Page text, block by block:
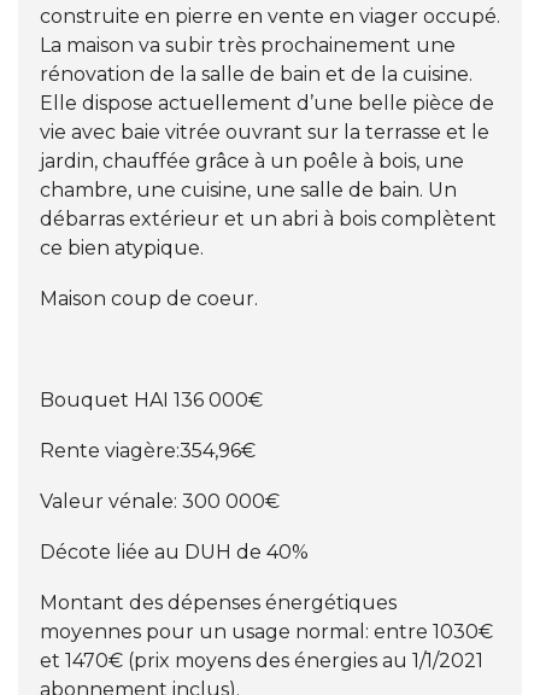
construite en pierre en vente en viager occupé.
La maison va subir très prochainement une
rénovation de la salle de bain et de la cuisine.
Elle dispose actuellement d’une belle pièce de
vie avec baie vitrée ouvrant sur la terrasse et le
jardin, chauffée grâce à un poêle à bois, une
chambre, une cuisine, une salle de bain. Un
débarras extérieur et un abri à bois complètent
ce bien atypique.
Maison coup de coeur.
Bouquet HAI 136 000€
Rente viagère:354,96€
Valeur vénale: 300 000€
Décote liée au DUH de 40%
Montant des dépenses énergétiques
moyennes pour un usage normal: entre 1030€
et 1470€ (prix moyens des énergies au 1/1/2021
abonnement inclus).